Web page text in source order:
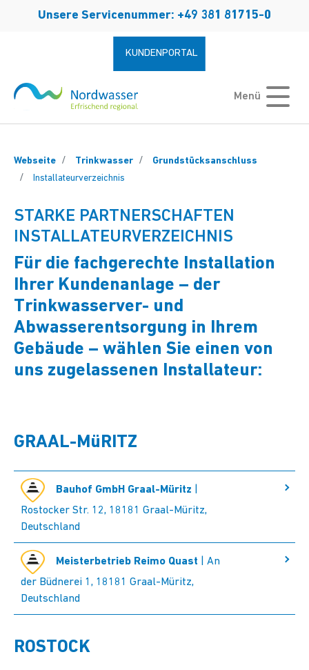
Unsere Servicenummer: +49 381 81715-0
KUNDENPORTAL
Menü
Webseite Trinkwasser
Grundstücksanschluss
Installateurverzeichnis
STARKE PARTNERSCHAFTEN
INSTALLATEURVERZEICHNIS
Für die fachgerechte Installation
Ihrer Kundenanlage – der
Trinkwasserver- und
Abwasserentsorgung in Ihrem
Gebäude – wählen Sie einen von
uns zugelassenen Installateur:
GRAAL-MüRITZ
Bauhof GmbH Graal-Müritz
Rostocker Str. 12, 18181 Graal-Müritz,
Deutschland
Meisterbetrieb Reimo Quast | An
der Büdnerei 1, 18181 Graal-Müritz,
Deutschland
ROSTOCK